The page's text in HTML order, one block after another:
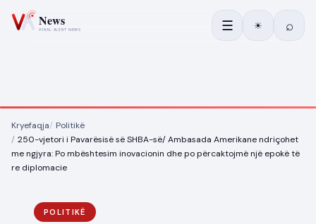
☰ ☀ ⌕
Kryefaqja
Politikë
250-vjetori i Pavarësisë së SHBA-së/ Ambasada Amerikane ndriçohet
me ngjyra: Po mbështesim inovacionin dhe po përcaktojmë një epokë të
re diplomacie
POLITIKË